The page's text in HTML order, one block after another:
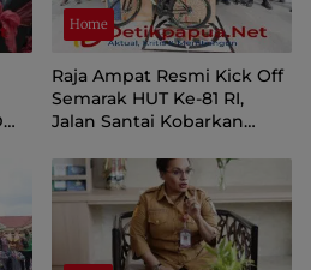
Home
Raja Ampat Resmi Kick Off
Semarak HUT Ke-81 RI,
Jalan Santai Kobarkan
Nasionalisme